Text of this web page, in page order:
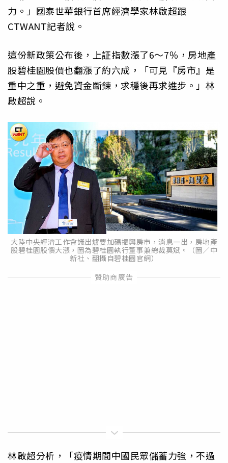
力。」國泰世華銀行首席經濟學家林啟超跟
CTWANT記者說。
這份新政策公布後，上証指數漲了6～7％，房地產
股碧桂園股價也翻漲了約六成，「可見『房市』是
重中之重，避免資金斷鍊，求穩後再求進步。」林
啟超說。
大陸中央經濟工作會議出爐要加碼振興房市，消息一出，房地產
股碧桂園股價大漲，圖為碧桂園執行董事兼總裁莫斌。（圖／中
新社、翻攝自碧桂園官網）
林啟超分析，「疫情期間中國民眾儲蓄力強，不過